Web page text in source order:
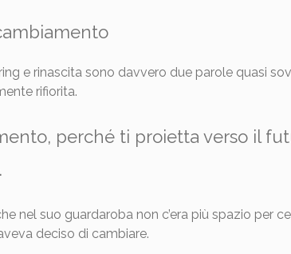
e rinascita sono davvero due parole quasi
rifiorita.
perché ti proietta verso il
nel suo guardaroba non c’era più spazio per
deciso di cambiare.